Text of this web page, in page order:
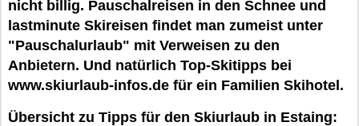
nicht billig. Pauschalreisen in den Schnee und
lastminute Skireisen findet man zumeist unter
"Pauschalurlaub" mit Verweisen zu den
Anbietern. Und natürlich Top-Skitipps bei
www.skiurlaub-infos.de für ein Familien Skihotel.
Übersicht zu Tipps für den Skiurlaub in Estaing: